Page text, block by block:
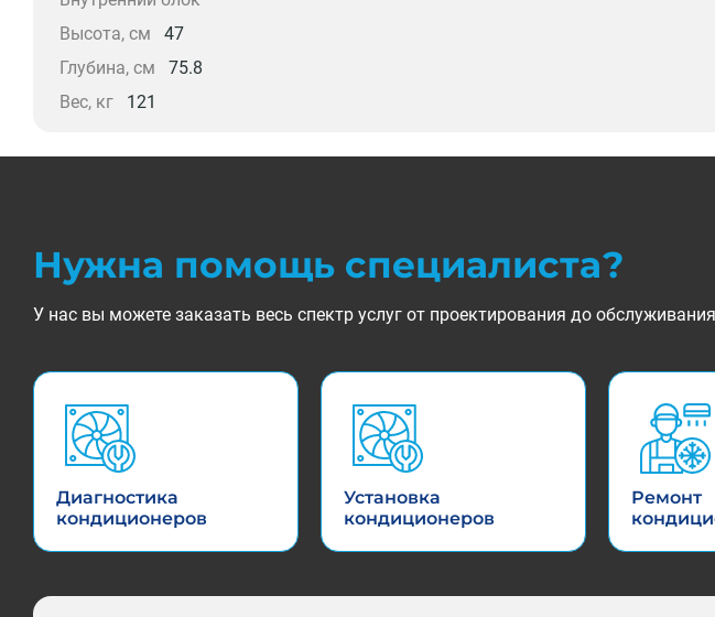
Высота, см
47
Глубина, см
75.8
Вес, кг
121
Нужна помощь специалиста?
У нас вы можете заказать весь спектр услуг от проектирования до
Диагностика
кондиционеров
Установка
кондиционеров
Ремонт